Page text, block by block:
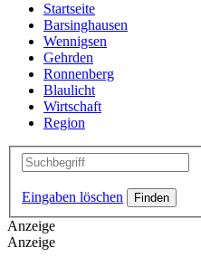
Startseite
Barsinghausen
Wennigsen
Gehrden
Ronnenberg
Blaulicht
Wirtschaft
Region
Eingaben löschen
Anzeige
Anzeige